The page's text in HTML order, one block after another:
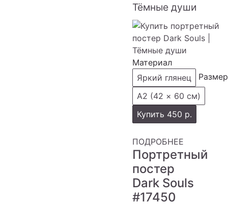
Тёмные души
Материал
Яркий глянец
Размер
А2 (42 × 60 см)
Купить 450 р.
ПОДРОБНЕЕ
Портретный
постер
Dark Souls
#17450